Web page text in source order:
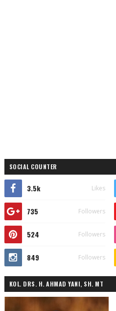
SOCIAL COUNTER
3.5k Likes
735 Followers
524 Followers
849 Followers
KOL. DRS. H. AHMAD YANI, SH. MT